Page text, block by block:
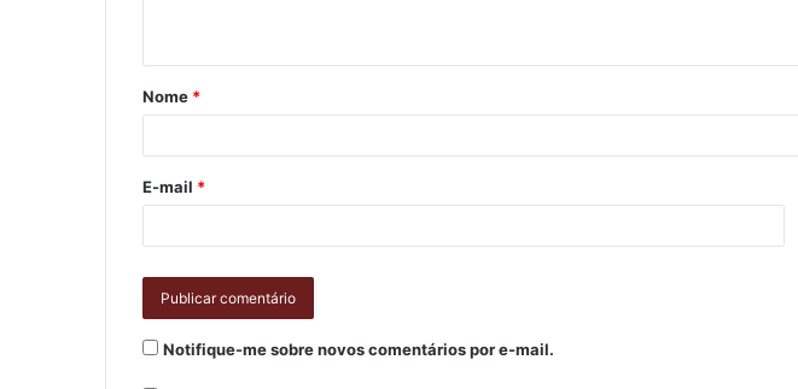
Nome *
E-mail *
Notifique-me sobre novos comentários por e-mail.